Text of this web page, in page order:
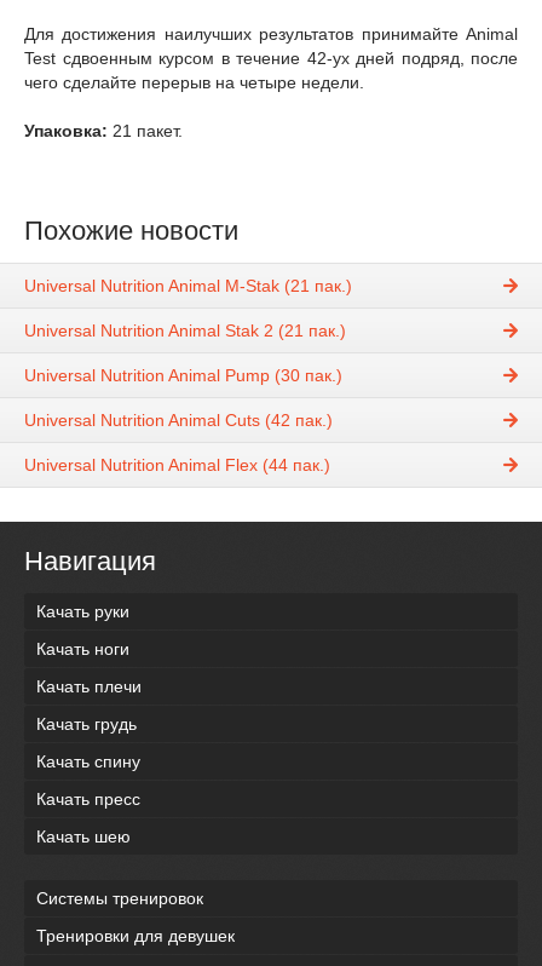
Для достижения наилучших результатов принимайте Animal
Test сдвоенным курсом в течение 42-ух дней подряд, после
чего сделайте перерыв на четыре недели.
Упаковка: 21 пакет.
Похожие новости
Universal Nutrition Animal М-Stak (21 пак.)
Universal Nutrition Animal Stak 2 (21 пак.)
Universal Nutrition Animal Pump (30 пак.)
Universal Nutrition Animal Cuts (42 пак.)
Universal Nutrition Animal Flex (44 пак.)
Навигация
Качать руки
Качать ноги
Качать плечи
Качать грудь
Качать спину
Качать пресс
Качать шею
Системы тренировок
Тренировки для девушек